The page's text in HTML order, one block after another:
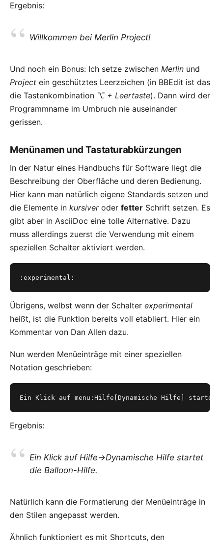
Ergebnis:
Willkommen bei Merlin Project!
Und noch ein Bonus: Ich setze zwischen Merlin und
Project ein geschütztes Leerzeichen (in BBEdit ist das
die Tastenkombination ⌥ + Leertaste). Dann wird der
Programmname im Umbruch nie auseinander
gerissen.
Menünamen und Tastaturabkürzungen
In der Natur eines Handbuchs für Software liegt die
Beschreibung der Oberfläche und deren Bedienung.
Hier kann man natürlich eigene Standards setzen und
die Elemente in kursiveroder fetter Schrift setzen. Es
gibt aber in AsciiDoc eine tolle Alternative. Dazu
muss allerdings zuerst die Verwendung mit einem
speziellen Schalter aktiviert werden.
:experimental:
Übrigens, welbst wenn der Schalter experimental
heißt, ist die Funktion bereits voll etabliert. Hier ein
Kommentar von Dan Allen dazu.
Nun werden Menüeinträge mit einer speziellen
Notation geschrieben:
Ein Klick auf menu:Hilfe[Dynamische Hilfe]
Ergebnis:
Ein Klick auf Hilfe->Dynamische Hilfe startet
die Balloon-Hilfe.
Natürlich kann die Formatierung der Menüeinträge in
den Stilen angepasst werden.
Ähnlich funktioniert es mit Shortcuts, den